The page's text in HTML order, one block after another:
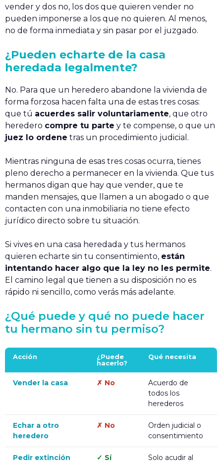
vender y dos no, los dos que quieren vender no
pueden imponerse a los que no quieren. Al menos,
no de forma inmediata y sin pasar por el juzgado.
¿Pueden echarte de la casa
heredada legalmente?
No. Para que un heredero abandone la vivienda de
forma forzosa hacen falta una de estas tres cosas:
que tú acuerdes salir voluntariamente, que otro
heredero compre tu parte y te compense, o que un
juez lo ordene tras un procedimiento judicial.
Mientras ninguna de esas tres cosas ocurra, tienes
pleno derecho a permanecer en la vivienda. Que tus
hermanos digan que hay que vender, que te
manden mensajes, que llamen a un abogado o que
contacten con una inmobiliaria no tiene efecto
jurídico directo sobre tu situación.
Si vives en una casa heredada y tus hermanos
quieren echarte sin tu consentimiento, están
intentando hacer algo que la ley no les permite.
El camino legal que tienen a su disposición no es
rápido ni sencillo, como verás más adelante.
¿Qué puede y qué no puede hacer
tu hermano sin tu permiso?
Acción
¿Puede
hacerlo?
Qué necesita
Vender la casa ✗ No
Acuerdo de
todos los
herederos
Echar a otro
heredero
✗ No
Orden judicial o
consentimiento
Pedir extinción ✓ Sí Solo acudir al